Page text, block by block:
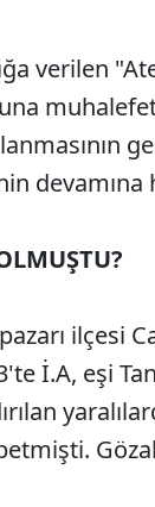
verilen
ilçesi
İ.A, eşi